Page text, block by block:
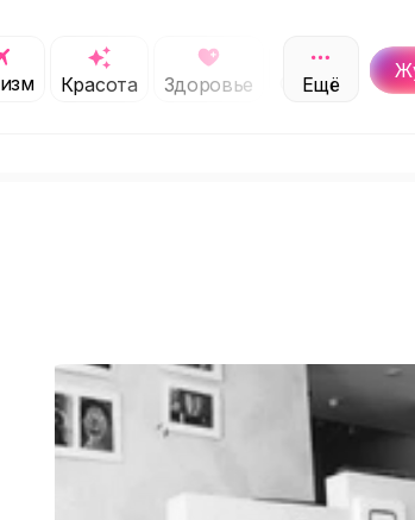
Красота Здоровье Обучение
Ещё